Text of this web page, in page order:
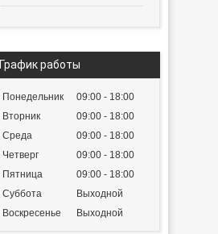
График работы
Понедельник 09:00
18:00
Вторник
09:00
18:00
Среда
09:00
18:00
Четверг
09:00
18:00
Пятница
09:00
18:00
Суббота
Выходной
Воскресенье
Выходной